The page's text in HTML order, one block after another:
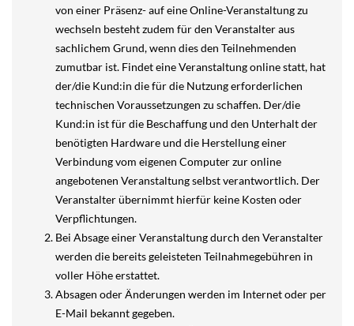
von einer Präsenz- auf eine Online-Veranstaltung zu
wechseln besteht zudem für den Veranstalter aus
sachlichem Grund, wenn dies den Teilnehmenden
zumutbar ist. Findet eine Veranstaltung online statt, hat
der/die Kund:in die für die Nutzung erforderlichen
technischen Voraussetzungen zu schaffen. Der/die
Kund:in ist für die Beschaffung und den Unterhalt der
benötigten Hardware und die Herstellung einer
Verbindung vom eigenen Computer zur online
angebotenen Veranstaltung selbst verantwortlich. Der
Veranstalter übernimmt hierfür keine Kosten oder
Verpflichtungen.
Bei Absage einer Veranstaltung durch den Veranstalter
werden die bereits geleisteten Teilnahmegebühren in
voller Höhe erstattet.
Absagen oder Änderungen werden im Internet oder per
E-Mail bekannt gegeben.